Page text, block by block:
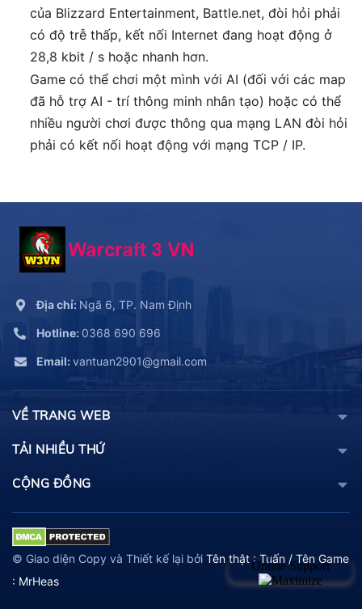
của Blizzard Entertainment, Battle.net, đòi hỏi phải
có độ trễ thấp, kết nối Internet đang hoạt động ở
28,8 kbit / s hoặc nhanh hơn.
Game có thể chơi một mình với AI (đối với các map
đã hỗ trợ AI - trí thông minh nhân tạo) hoặc có thể
nhiều người chơi được thông qua mạng LAN đòi hỏi
phải có kết nối hoạt động với mạng TCP / IP.
Địa chỉ: Ngã 6, TP. Nam Định
Hotline: 0368 690 696
Email:vantuan2901@gmail.com
VỀ TRANG WEB
TẢI NHIỀU THỨ
CỘNG ĐỒNG
© Giao diện Copy và Thiết kế lại bởi Tên thật : Tuấn / Tên Game
: MrHeas